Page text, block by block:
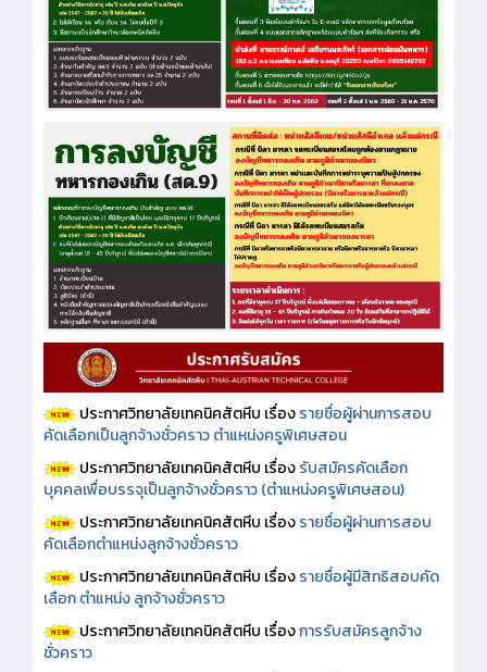
ประกาศวิทยาลัยเทคนิคสัตหีบ เรื่องรายชื่อผู้ผ่านการสอบ
คัดเลือกเป็นลูกจ้างชั่วคราว ตำแหน่งครูพิเศษสอน
ประกาศวิทยาลัยเทคนิคสัตหีบ เรื่องรับสมัครคัดเลือก
บุคคลเพื่อบรรจุเป็นลูกจ้างชั่วคราว (ตำแหน่งครูพิเศษสอน)
ประกาศวิทยาลัยเทคนิคสัตหีบ เรื่องรายชื่อผู้ผ่านการสอบ
คัดเลือกตำแหน่งลูกจ้างชั่วคราว
ประกาศวิทยาลัยเทคนิคสัตหีบ เรื่องรายชื่อผู้มีสิทธิสอบคัด
เลือก ตำแหน่ง ลูกจ้างชั่วคราว
ประกาศวิทยาลัยเทคนิคสัตหีบ เรื่องการรับสมัครลูกจ้าง
ชั่วคราว